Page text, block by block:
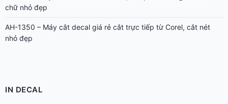
chữ nhỏ đẹp
AH-1350 – Máy cắt decal giá rẻ cắt trực tiếp từ Corel, cắt nét
nhỏ đẹp
IN DECAL